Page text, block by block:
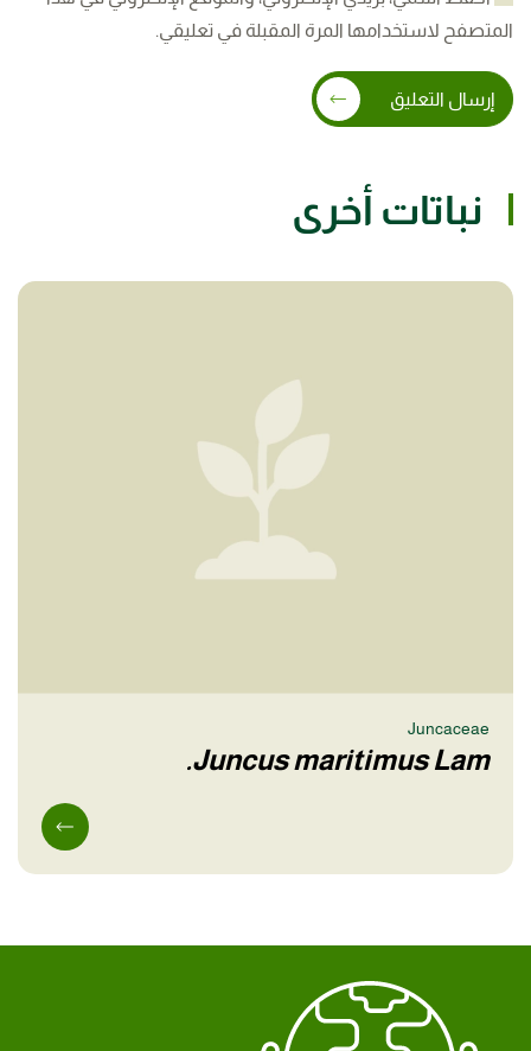
المتصفح لاستخدامها المرة المقبلة في تعليقي.
إرسال التعليق
نباتات أخرى
Juncaceae
Juncus maritimus Lam.